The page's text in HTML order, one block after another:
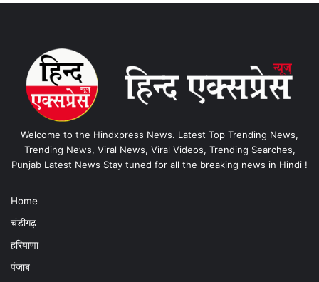
Welcome to the Hindxpress News. Latest Top Trending News,
Trending News, Viral News, Viral Videos, Trending Searches,
Punjab Latest News Stay tuned for all the breaking news in Hindi !
Home
चंडीगढ़
हरियाणा
पंजाब